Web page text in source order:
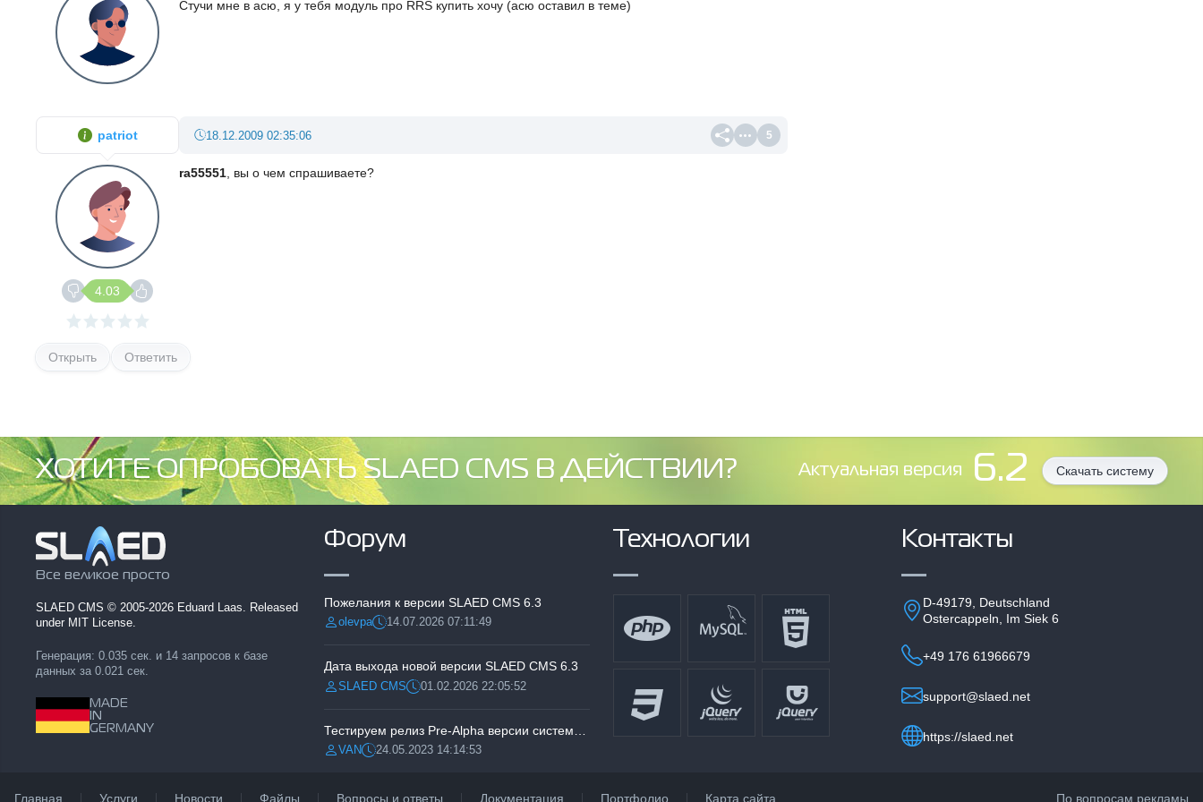
Стучи мне в асю, я у тебя модуль про RRS купить хочу (асю оставил в теме)
5
18.12.2009 02:35:06
ra55551 , вы о чем спрашиваете?
patriot
4.03
Открыть Ответить
ХОТИТЕ ОПРОБОВАТЬ SLAED CMS В ДЕЙСТВИИ? Aктуальная версия 6.2 Скачать систему
Все великое просто
SLAED CMS © 2005-2026 Eduard Laas. Released
under MIT License.
Генерация: 0.035 сек. и 14 запросов к базе
данных за 0.021 сек.
MADE
IN
GERMANY
Форум
Пожелания к версии SLAED CMS 6.3
Разместил:
olevpaДата:14.07.2026 07:11:49
Дата выхода новой версии SLAED CMS 6.3
Разместил:
SLAED CMSДата:01.02.2026 22:05:52
Разместил:
VANДата:24.05.2023 14:14:53
Технологии Контакты
D-49179, Deutschland
Ostercappeln, Im Siek 6
+49 176 61966679
support@slaed.net
https://slaed.net
Главная Услуги Новости Файлы Вопросы и ответы Документация Портфолио Карта сайта По вопросам рекламы